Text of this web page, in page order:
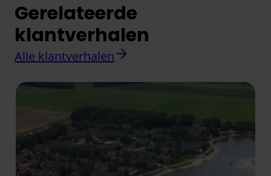
Gerelateerde
klantverhalen
Alle klantverhalen